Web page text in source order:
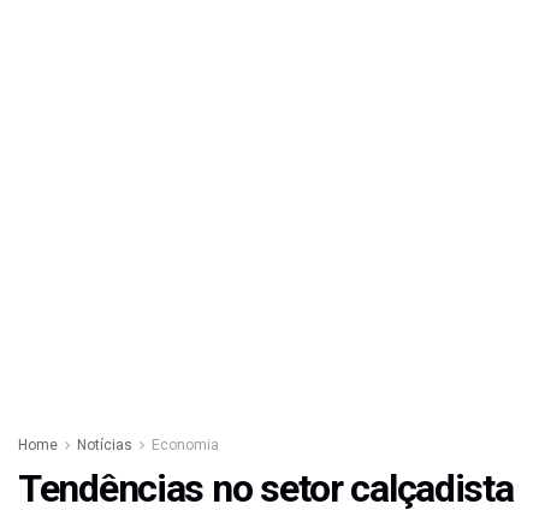
Home Notícias Economia
Tendências no setor calçadista